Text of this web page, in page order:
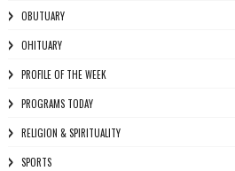
OBUTUARY
OHITUARY
PROFILE OF THE WEEK
PROGRAMS TODAY
RELIGION & SPIRITUALITY
SPORTS